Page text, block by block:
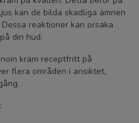
kan de bilda skadliga ämnen
reaktioner kan orsaka
din hud.
kräm receptfritt på
flera områden i ansiktet,